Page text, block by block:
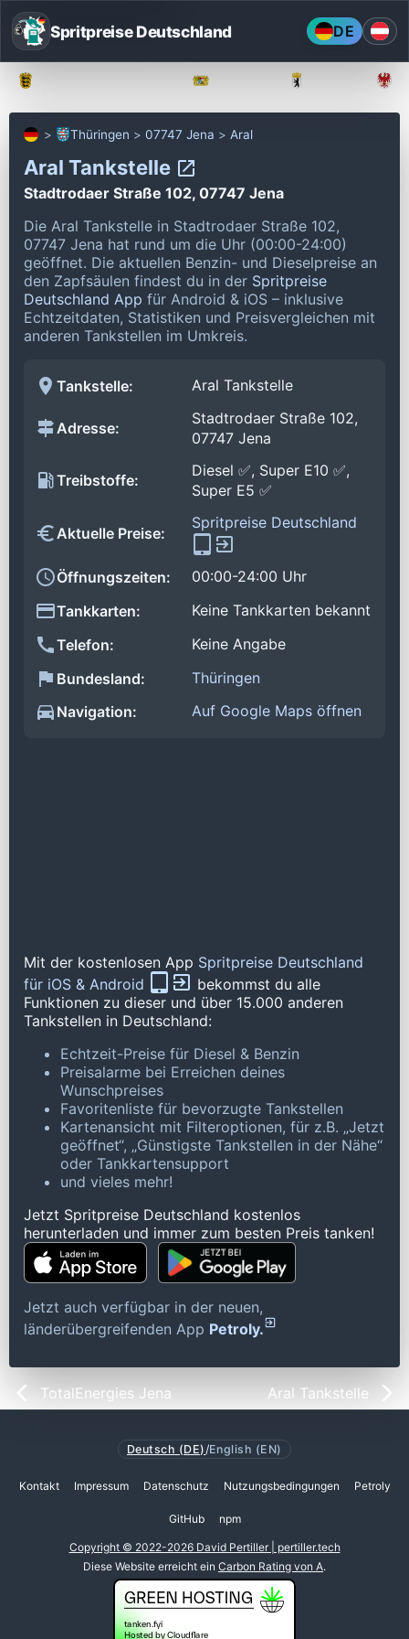
Spritpreise Deutschland DE
Thüringen 07747 Jena Aral
Aral Tankstelle
Stadtrodaer Straße 102, 07747 Jena
Die Aral Tankstelle in Stadtrodaer Straße 102,
07747 Jena hat rund um die Uhr (00:00-24:00)
geöffnet. Die aktuellen Benzin- und Dieselpreise an
den Zapfsäulen findest du in der Spritpreise
Deutschland App für Android & iOS – inklusive
Echtzeitdaten, Statistiken und Preisvergleichen mit
anderen Tankstellen im Umkreis.
Tankstelle: Aral Tankstelle
Adresse:
Stadtrodaer Straße 102,
07747 Jena
Treibstoffe:
Diesel ✅, Super E10 ✅,
Super E5 ✅
Aktuelle Preise:
Spritpreise Deutschland
Öffnungszeiten:
00:00-24:00 Uhr
Tankkarten:
Keine Tankkarten bekannt
Telefon:
Keine Angabe
Bundesland:
Thüringen
Navigation:
Auf Google Maps öffnen
Mit der kostenlosen App Spritpreise Deutschland
für iOS & Android
bekommst du alle
Funktionen zu dieser und über 15.000 anderen
Tankstellen in Deutschland:
Echtzeit-Preise für Diesel & Benzin
Preisalarme bei Erreichen deines
Wunschpreises
Favoritenliste für bevorzugte Tankstellen
Kartenansicht mit Filteroptionen, für z.B. „Jetzt
geöffnet“, „Günstigste Tankstellen in der Nähe“
oder Tankkartensupport
und vieles mehr!
Jetzt Spritpreise Deutschland kostenlos
herunterladen und immer zum besten Preis tanken!
Jetzt auch verfügbar in der neuen,
länderübergreifenden App Petroly.
TotalEnergies Jena Aral Tankstelle
Deutsch (DE) /English (EN)
Kontakt Impressum Datenschutz Nutzungsbedingungen Petroly
GitHub npm
Copyright © 2022-2026 David Pertiller | pertiller.tech
Diese Website erreicht ein Carbon Rating von A.